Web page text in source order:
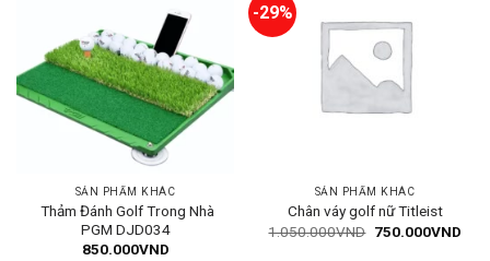
SẢN PHẨM KHÁC
Thảm Đánh Golf Trong Nhà
PGM DJD034
850.000VND
-29%
SẢN PHẨM KHÁC
Chân váy golf nữ Titleist
1.050.000VND Giá
750.000VNDGiá